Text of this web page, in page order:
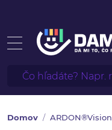
Domov ARDON®Vision